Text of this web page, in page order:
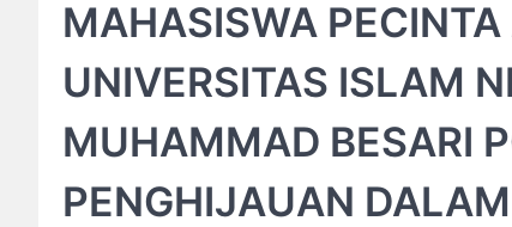
MAHASISWA
UNIVERSITAS ISLAM
MUHAMMAD BESARI
PENGHIJAUAN